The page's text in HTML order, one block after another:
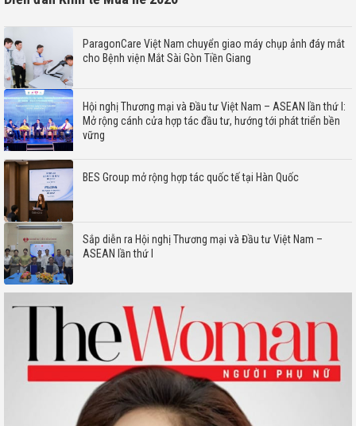
ParagonCare Việt Nam chuyển giao máy chụp ảnh đáy mắt
cho Bệnh viện Mắt Sài Gòn Tiền Giang
Hội nghị Thương mại và Đầu tư Việt Nam – ASEAN lần thứ I:
Mở rộng cánh cửa hợp tác đầu tư, hướng tới phát triển bền
vững
BES Group mở rộng hợp tác quốc tế tại Hàn Quốc
Sắp diễn ra Hội nghị Thương mại và Đầu tư Việt Nam –
ASEAN lần thứ I